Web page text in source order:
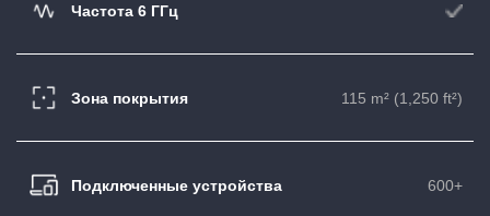
Частота 6 ГГц
Зона покрытия 115 m² (1,250 ft²)
Подключенные устройства 600+